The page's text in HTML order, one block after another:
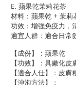
E. 蘋果乾茉莉花茶
材料：蘋果乾 + 茉莉
功效：增強免疫力，
適宜人群：適合日常
【成份】：蘋果乾
【功效】：具嫩化
【適合人仕】：皮
【沖泡方法】：